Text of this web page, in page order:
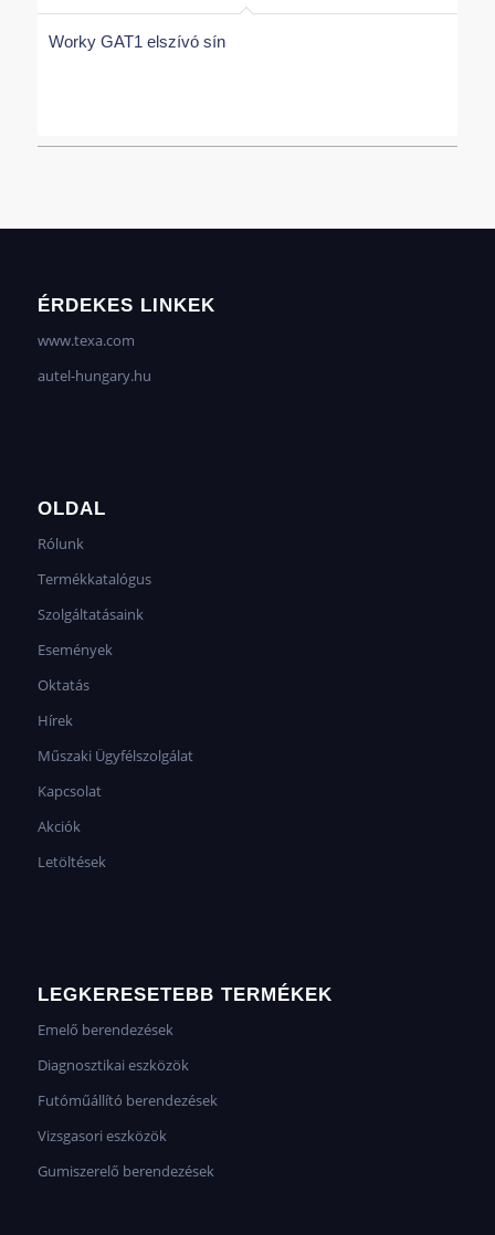
Worky GAT1 elszívó sín
ÉRDEKES LINKEK
www.texa.com
autel-hungary.hu
OLDAL
Rólunk
Termékkatalógus
Szolgáltatásaink
Események
Oktatás
Hírek
Műszaki Ügyfélszolgálat
Kapcsolat
Akciók
Letöltések
LEGKERESETEBB TERMÉKEK
Emelő berendezések
Diagnosztikai eszközök
Futóműállító berendezések
Vizsgasori eszközök
Gumiszerelő berendezések